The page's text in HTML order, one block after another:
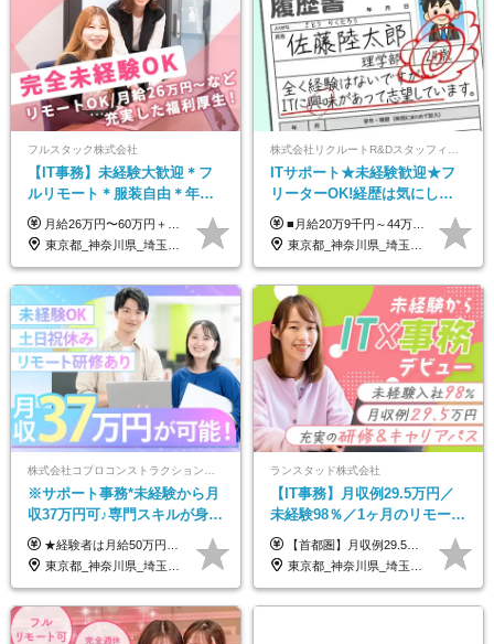
フルスタック株式会社
【IT事務】未経験大歓迎＊フ
ルリモート＊服装自由＊年休
125日以上＊残業なし＊月給26
万円以上
月給26万円〜60万円＋諸手当＋インセンティブ（２種）＋賞与 ★Point 設立から9ヶ月で全社員2万円の昇給実績 ※成果はしっかりと還元いたします！ ★Point 100％年収UPでの待遇提示も可能！ ※経験者であれば、100％年収アップも実現可能です。 ※試用期間最大2ヶ月/月給22万円〜
東京都_神奈川県_埼玉県_千葉県_茨城県
ITサポート★未経験歓迎★フ
リーターOK!経歴は気にしな
くて大丈夫★超大手リクルー
トグループの正社員/sg
■月給20万9千円～44万円 ※経験・能力・前給を考慮の上、決定いたします ※時間外手当100％支給 ※派遣就業先が変更となる場合には、就業規則、労使協定等に基づき賃金が変更となる可能性があります 「とにかく私生活重視」「残業があっても稼ぎたい」といった希望も配属の際に考慮します。 ＜手当＞ ■職務担当手当 ■通勤手当（上限月3万円） ■残業手当（全額支給） ■住宅手当（5割を会社負担／就業規則に定めるところによる） ■扶養手当 ■別居手当 ■資格試験受講料補助（資格ごとに社内規定により決定） ■資格取得奨励金 （資格により2万円～20万円の祝金支給） ◎一例 ・基本情報技術者（5万円） ・プロジェクトマネージャー試験（10万円） ・応用情報技術者試験（10万円） ・ITストラテジスト試験（10万円） ・エンベデッドシステムスペシャリスト試験（10万円） ・ディジタル技術検定（情報1級：10万円、制御1級：10万円、情報2級、制御2級：5万円 ・TOEIC（R）テスト（600～729点：5万円、 730～799点：10万円、800点以上：15万円） など
東京都_神奈川県_埼玉県_千葉県_大阪府_愛知県_青森県_岩手県_宮城県_秋田県_山形県_福島県_茨城県_栃木県_群馬県_山梨県_長野県_福井県_静岡県_岐阜県_三重県_兵庫県_京都府_滋賀県_奈良県_広島県_岡山県_山口県_香川県_福岡県_熊本県_佐賀県_長崎県_大分県_宮崎県_鹿児島県
※サポート事務*未経験から月
収37万円可♪専門スキルが身に
付く！Web面接＆リモート研
修も充実♪/a
★経験者は月給50万円～90万円 【首都圏】 月給30万1230円〜 ⇒基本22万7000円+地域6万4230円+皆勤1万円 【群馬/栃木/茨城】 月給28万1090円〜 ⇒基本23万4000円+地域3万7090円+皆勤1万円 【大阪/京都/兵庫】 月給30万130円〜 ⇒基本23万5000円+地域5万5130円+皆勤1万円 【静岡/愛知/岐阜/三重】 月給28万5840円〜 ⇒基本23万円+地域4万5840円+皆勤1万円 【北海道】 月給25万2960円〜 ⇒基本22万4000円+地域1万8960円+皆勤1万円 【福岡/佐賀/長崎/大分/熊本】 月給25万800円〜 ⇒基本21万8000円+地域2万2800円+皆勤1万円 【宮城/山形/福島】 月給25万580円〜 ⇒基本21万8000円+地域2万2580円+皆勤1万円 【広島/岡山/山口】 月給27万1090円〜 ⇒基本23万4000円+地域2万7090円+皆勤1万円 ※残業代は1分単位で全額支給（みなし残業制度なし） ※上記給与は最低支給額です。経験・能力に応じて決定致します ※試用期間1ヶ月、最大6ヶ月まで延長する可能性あり(条件変更なし) ※今期より新賃金体系へ移行しました。詳細は面接時にご説明します
東京都_神奈川県_埼玉県_大阪府_愛知県_北海道_宮城県_広島県_福岡県
ランスタッド株式会社
【IT事務】月収例29.5万円／
未経験98％／1ヶ月のリモート
研修／既卒・第二新卒歓迎／
年間休日123日/OW
【首都圏】月収例29.5万円（月給26万円＋諸手当） 【東海・関西】月収例28.5万円（月給25万円＋諸手当） 【九州】月収例26万円（月給23万円＋諸手当） ※経験・スキル・前職給与を踏まえ、総合的に判断して決定します。 例：首都圏 月収例31万円（月給27万円＋諸手当） ◆各種手当 ・通勤手当（上限4万円まで） ・残業代手当（1分単位で全額支給） ※固定残業代制は採用しておりません ・資格取得支援 ◆昇給：年1回 ◆補足 ・研修中1ヶ月間は、時給1670円となります。 ・試用期間6ヶ月あり。その間の待遇に変更はありません。 ※詳細は面接時にご案内します。
東京都_神奈川県_埼玉県_千葉県_大阪府_愛知県_兵庫県_京都府_福岡県